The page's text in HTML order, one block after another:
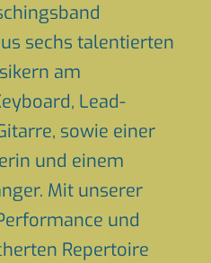
sechs talentierten
am
Lead-
sowie einer
und einem
Mit unserer
und
Repertoire